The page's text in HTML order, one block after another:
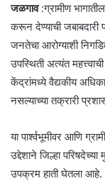
जळगाव:ग्रामीण
करून देण्याची
जनतेचा आरोग्याशी
उपस्थिती अत्यंत
केंद्रांमध्ये वैद्यकीय
नसल्याच्या तक्रारी
या पार्श्वभूमीवर आणि
उद्देशाने जिल्हा
उपक्रम हाती घेतला आहे.